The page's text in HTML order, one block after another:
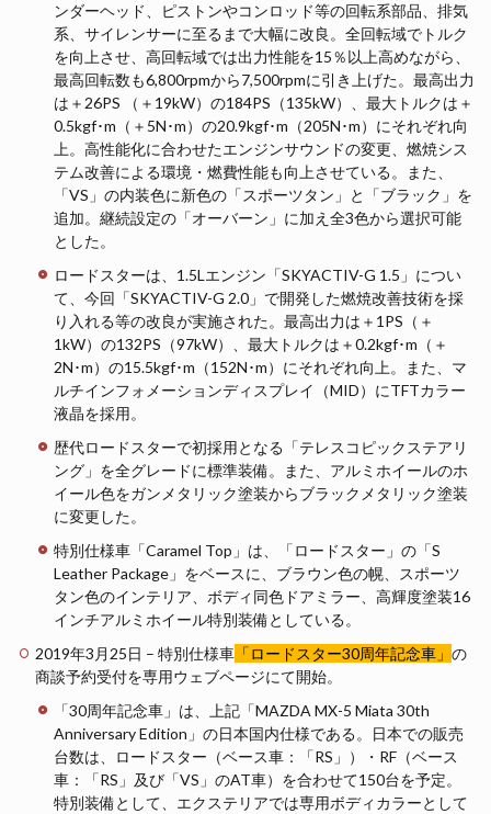
ンダーヘッド、ピストンやコンロッド等の回転系部品、排気
系、サイレンサーに至るまで大幅に改良。全回転域でトルク
を向上させ、高回転域では出力性能を15％以上高めながら、
最高回転数も6,800rpmから7,500rpmに引き上げた。最高出力
は＋26PS （＋19kW）の184PS（135kW）、最大トルクは＋
0.5kgf･m（＋5N･m）の20.9kgf･m（205N･m）にそれぞれ向
上。高性能化に合わせたエンジンサウンドの変更、燃焼シス
テム改善による環境・燃費性能も向上させている。また、
「VS」の内装色に新色の「スポーツタン」と「ブラック」を
追加。継続設定の「オーバーン」に加え全3色から選択可能
とした。
ロードスターは、1.5Lエンジン「SKYACTIV-G 1.5」につい
て、今回「SKYACTIV-G 2.0」で開発した燃焼改善技術を採
り入れる等の改良が実施された。最高出力は＋1PS（＋
1kW）の132PS（97kW）、最大トルクは＋0.2kgf･m（＋
2N･m）の15.5kgf･m（152N･m）にそれぞれ向上。また、マ
ルチインフォメーションディスプレイ（MID）にTFTカラー
液晶を採用。
歴代ロードスターで初採用となる「テレスコピックステアリ
ング」を全グレードに標準装備。また、アルミホイールのホ
イール色をガンメタリック塗装からブラックメタリック塗装
に変更した。
特別仕様車「Caramel Top」は、「ロードスター」の「S
Leather Package」をベースに、ブラウン色の幌、スポーツ
タン色のインテリア、ボディ同色ドアミラー、高輝度塗装16
インチアルミホイール特別装備としている。
2019年3月25日 – 特別仕様車 「ロードスター30周年記念車」 の
商談予約受付を専用ウェブページにて開始。
「30周年記念車」は、上記「MAZDA MX-5 Miata 30th
Anniversary Edition」の日本国内仕様である。日本での販売
台数は、ロードスター（ベース車：「RS」）・RF（ベース
車：「RS」及び「VS」のAT車）を合わせて150台を予定。
特別装備として、エクステリアでは専用ボディカラーとして